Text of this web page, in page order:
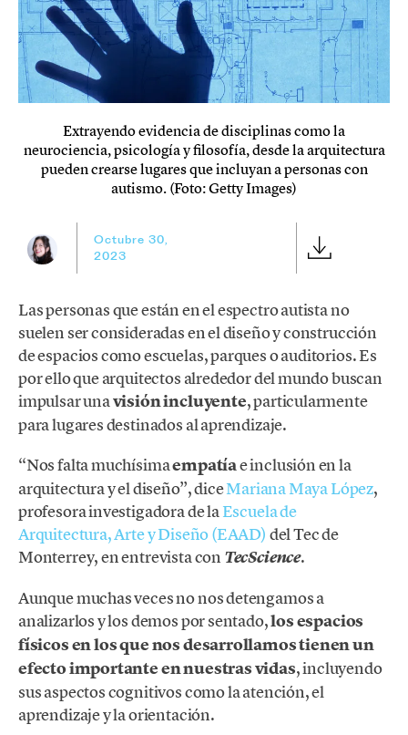
Extrayendo evidencia de disciplinas como la
neurociencia, psicología y filosofía, desde la arquitectura
pueden crearse lugares que incluyan a personas con
autismo. (Foto: Getty Images)
Octubre 30,
2023
Las personas que están en el espectro autista no
suelen ser consideradas en el diseño y construcción
de espacios como escuelas, parques o auditorios. Es
por ello que arquitectos alrededor del mundo buscan
impulsar unavisión incluyente, particularmente
para lugares destinados al aprendizaje.
“Nos falta muchísimaempatíae inclusión en la
arquitectura y el diseño”, diceMariana Maya López,
profesora investigadora de laEscuela de
Arquitectura, Arte y Diseño (EAAD) del Tec de
Monterrey, en entrevista con TecScience.
Aunque muchas veces no nos detengamos a
analizarlos y los demos por sentado,los espacios
físicos en los que nos desarrollamos tienen un
efecto importante en nuestras vidas, incluyendo
sus aspectos cognitivos como la atención, el
aprendizaje y la orientación.